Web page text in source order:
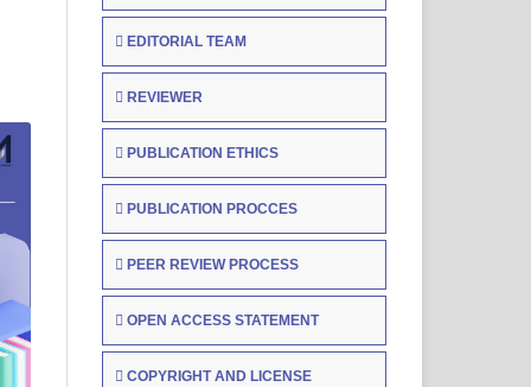
EDITORIAL TEAM
REVIEWER
PUBLICATION ETHICS
PUBLICATION PROCCES
PEER REVIEW PROCESS
OPEN ACCESS STATEMENT
COPYRIGHT AND LICENSE